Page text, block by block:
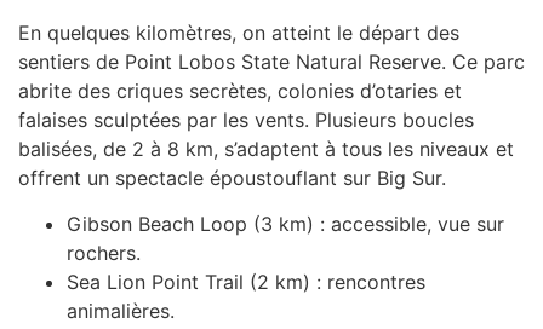
En quelques kilomètres, on atteint le départ des
sentiers de Point Lobos State Natural Reserve. Ce parc
abrite des criques secrètes, colonies d’otaries et
falaises sculptées par les vents. Plusieurs boucles
balisées, de 2 à 8 km, s’adaptent à tous les niveaux et
offrent un spectacle époustouflant sur Big Sur.
Gibson Beach Loop (3 km) : accessible, vue sur
rochers.
Sea Lion Point Trail (2 km) : rencontres
animalières.